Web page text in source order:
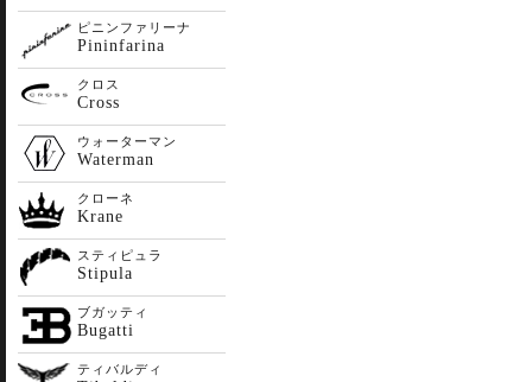
ピニンファリーナ
Pininfarina
クロス
Cross
ウォーターマン
Waterman
クローネ
Krane
スティピュラ
Stipula
ブガッティ
Bugatti
ティバルディ